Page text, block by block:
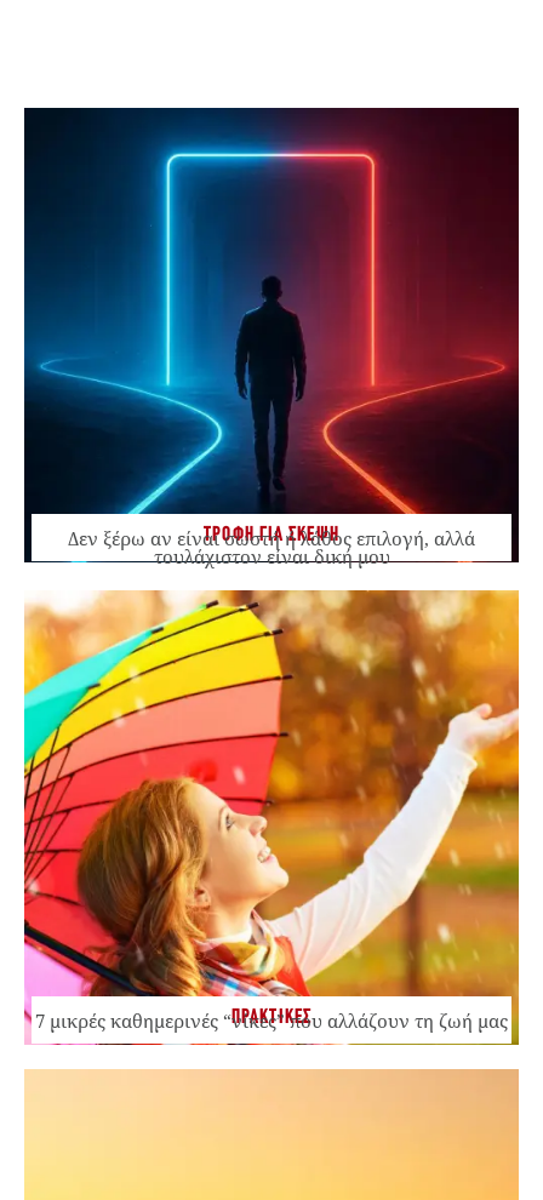
ΤΡΟΦΗ ΓΙΑ ΣΚΕΨΗ
Δεν ξέρω αν είναι σωστή ή λάθος επιλογή, αλλά
τουλάχιστον είναι δική μου
ΠΡΑΚΤΙΚΕΣ
7 μικρές καθημερινές “νίκες” που αλλάζουν τη ζωή μας